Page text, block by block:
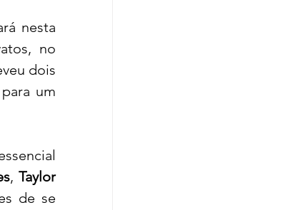
nesta
no
dois
um
, Taylor
de se